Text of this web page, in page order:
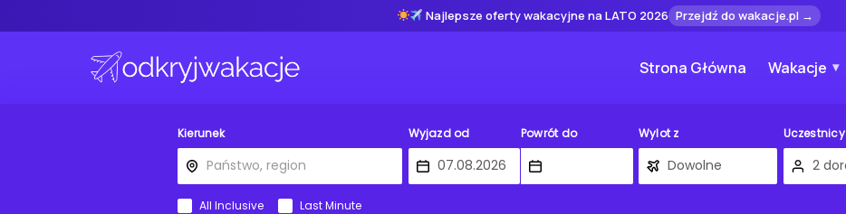
Najlepsze oferty wakacyjne na LATO 2026 Przejdź do wakacje.pl →
Strona Główna Wakacje
Kierunek Wyjazd od Powrót do Wylot z Uczestnicy
All Inclusive Last Minute